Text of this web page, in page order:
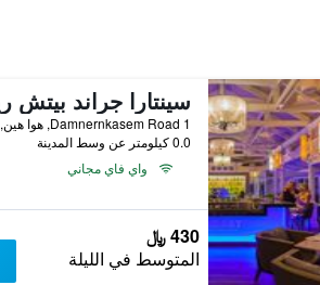
1 Damnernkasem Road, هوا هين, تايلاند
0.0 كيلومتر عن وسط المدينة
واي فاي مجاني
430 ﷼
المتوسط في الليلة